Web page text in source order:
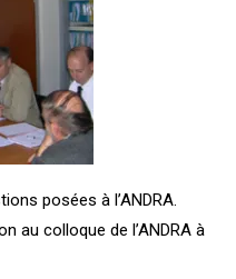
posées à l’ANDRA.
au colloque de l’ANDRA à